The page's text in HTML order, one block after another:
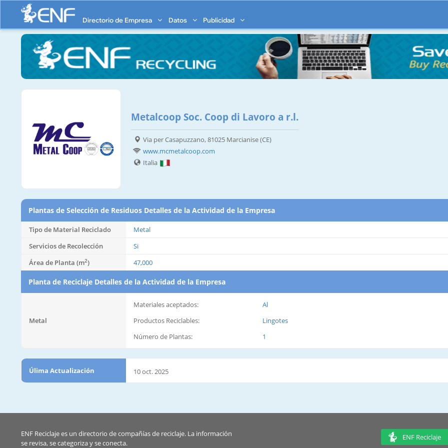
Directorio de Empresa Datos Publicidad
Metalcoop Soc. Coop di Lavoro a r.l.
Via per Casapuzzano, 81025 Marcianise (CE)
www.mcmetalcoop.com
Italia
Plantas de Selección de Residuos Detalles de la Actividad de la Empresa
Tipo de Material Reciclado
Metal
Servicios de Recolección
Si
Área de Planta (m2) 47,000
Planta de Reciclaje Detalles de la Actividad de la Empresa
Metal
Materiales aceptados:
Al
Productos Reciclables:
Lingotes
Número de Plantas:
1
Úlima Actualización 10 oct. 2025
ENF Reciclaje es un directorio de compañías de reciclaje. La información
se revisa, se categoriza y se conecta.
ENF Reciclaje